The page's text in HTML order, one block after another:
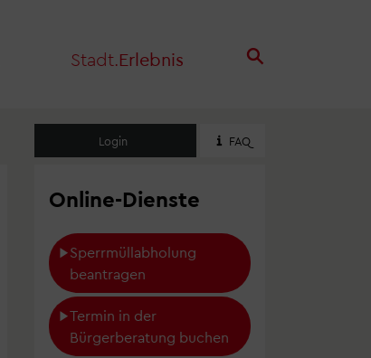
Stadt. Erlebnis
Login FAQ
Online-Dienste
Sperrmüllabholung
beantragen
Termin in der
Bürgerberatung buchen